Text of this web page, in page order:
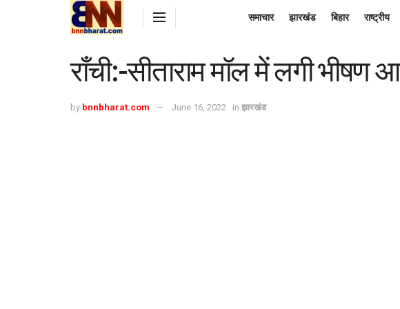
समाचार झारखंड बिहार राष्ट्रीय
राँची:-सीताराम मॉल में लगी भीषण
by bnnbharat.com June 16, 2022 in झारखंड